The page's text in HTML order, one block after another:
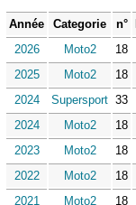
Année Categorie n°
2026
Moto2 18
2025
Moto2 18
2024
Supersport 33
2024
Moto2 18
2023
Moto2 18
2022
Moto2 18
2021
Moto2 18